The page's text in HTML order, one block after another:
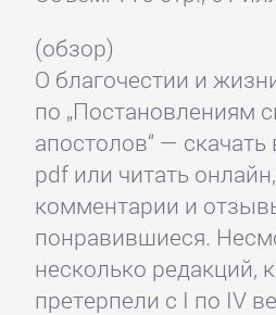
(обзор)
О благочестии и
по „Постановлениям
апостолов“ — скачать
pdf или читать
комментарии и
понравившиеся.
несколько редакций,
претерпели с I по IV